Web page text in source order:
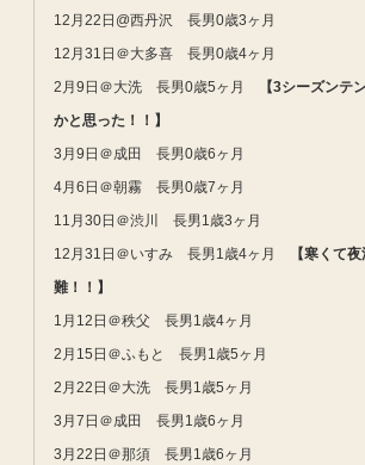
12月22日@西丹沢 長男0歳3ヶ月
12月31日＠大多喜 長男0歳4ヶ月
2月9日＠大洗 長男0歳5ヶ月
【3シーズンテ
かと思った！！】
3月9日＠成田 長男0歳6ヶ月
4月6日＠朝霧 長男0歳7ヶ月
11月30日＠渋川 長男1歳3ヶ月
12月31日＠いすみ 長男1歳4ヶ月
【寒くて
難！！】
1月12日＠秩父 長男1歳4ヶ月
2月15日＠ふもと 長男1歳5ヶ月
2月22日＠大洗 長男1歳5ヶ月
3月7日＠成田 長男1歳6ヶ月
3月22日＠那須 長男1歳6ヶ月